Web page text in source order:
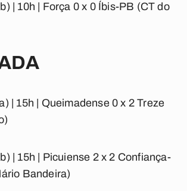
| 10h | Força 0x 0Íbis-PB (CT do
| 15h | Queimadense 0x 2Treze
| 15h | Picuiense 2x 2 Confiança-
Bandeira)